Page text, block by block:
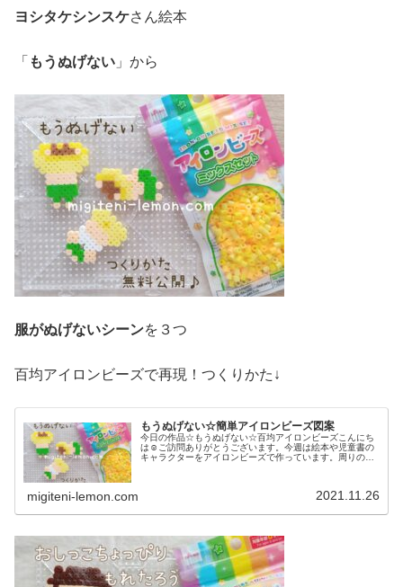
ヨシタケシンスケさん絵本
「 もうぬげない 」から
服がぬげないシーンを３つ
百均アイロンビーズで再現！つくりかた↓
もうぬげない☆簡単アイロンビーズ図案
今日の作品☆もうぬげない☆百均アイロンビーズこんにち
は☺ご訪問ありがとうございます。今週は絵本や児童書の
キャラクターをアイロンビーズで作っています。周りの反
migiteni-lemon.com 2021.11.26